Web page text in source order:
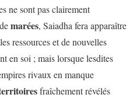
ne sont pas clairement
marées, Saiadha fera apparaître
ressources et de nouvelles
en soi ; mais lorsque lesdites
rivaux en manque
fraîchement révélés